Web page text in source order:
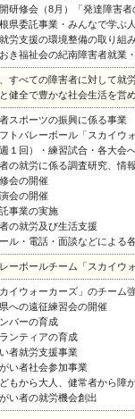
開研修会（8月）「発達障害者
根県委託事業・みんなで学ぶ
就労支援の環境整備の取り組
き福祉会の紀南障害者就
すべての障害者に対して就
健全で豊かな社会生活を営
スポーツの振興に係る事業
フトバレーボール「スカイウ
１回）・練習試合・各大会
の就労に係る調査研究、情
会の開催
会の開催
託事業の実施
の就労及び生活支援
ール・電話・面談などによる
ーボールチーム「スカイウ
イウォーカーズ」のチーム
県への遠征練習会の開催
ンバーの育成
ランティアの育成
者就労支援事業
がい者社会参加事業
どもから大人、健常者から
がい者の就労機会創出